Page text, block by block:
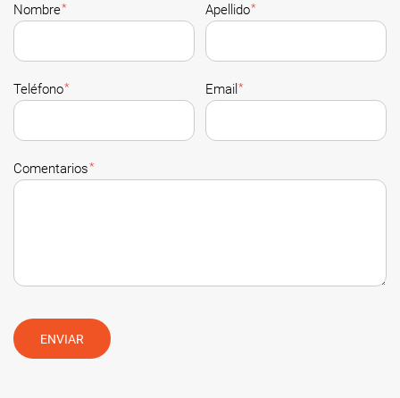
Nombre* Apellido*
Teléfono* Email *
Comentarios*
ENVIAR